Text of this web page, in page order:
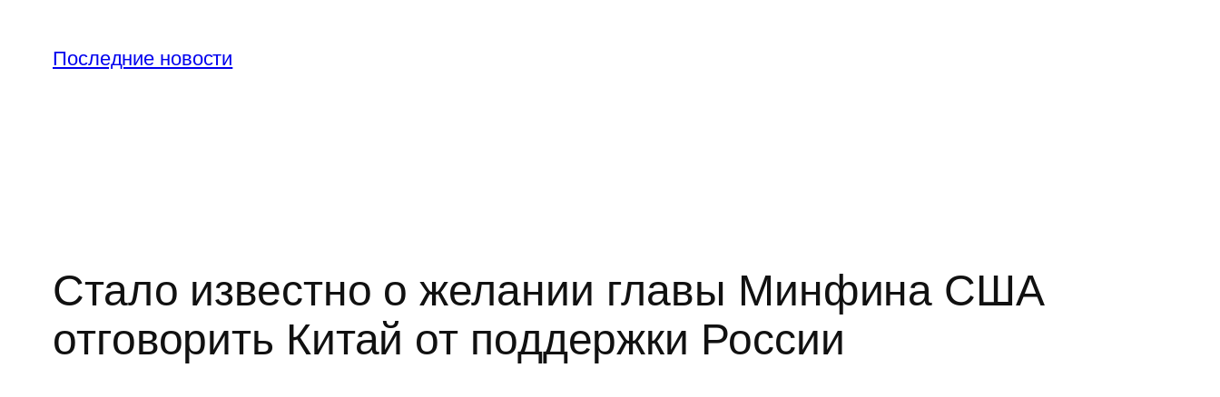
содержимому
Последние новости
Стало известно о желании главы Минфина США
отговорить Китай от поддержки России